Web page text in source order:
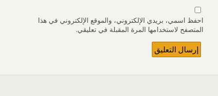
احفظ اسمي، بريدي الإلكتروني، والموقع الإلكتروني في هذا
المتصفح لاستخدامها المرة المقبلة في تعليقي.